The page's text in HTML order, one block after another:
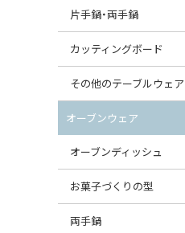
丸皿
スープ皿
ダルマプレート
たまご型プレート
ハート型プレート
丸鉢・どんぶり・ボウル
茶碗
オーバルボウル
ハートボウル
りんごポット小
キャニスター
つぼ
ガーリックポット
オニオンキャニスター
ガーリックキャニスター
片手鍋・両手鍋
ソースパン（片手鍋）
スープチュリーン
カッティングボード
角型カッティングボード
丸型カッティングボード
すべて見る
その他のテーブルウェア
調味料入れ
グレイヴィーボート
エッグカップ
オーブンウェア
オーブンディッシュ
大型（24cm〜）
中型（18〜24cm）
お菓子づくりの型
パウンド型
両手鍋